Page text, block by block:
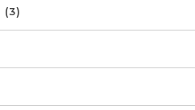
(3)